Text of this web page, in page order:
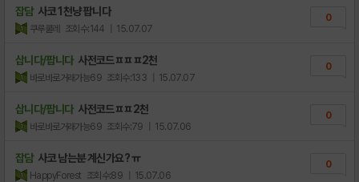
잡담 사코 1천냥 팝니다
쿠루쿨레 조회수:144 | 15.07.07
0
삽니다/팝니다 사전코드ㅍㅍㅍ2천
바로바로거래가능69 조회수:133 | 15.07.07
0
삽니다/팝니다 사전코드ㅍㅍ2천
바로바로거래가능69 조회수:79 | 15.07.06
0
잡담 사코 남는분 계신가요? ㅠ
HappyForest 조회수:89 | 15.07.06
0